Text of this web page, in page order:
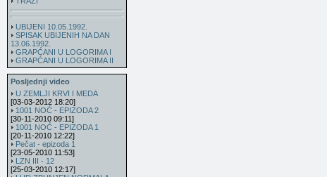
UBIJENI 10.05.1992.
SPISAK UBIJENIH NA DAN
13.06.1992.
GRAPĆANI U LOGORIMA I
GRAPĆANI U LOGORIMA II
Posljednji video
U ZEMLJI KRVI I MEDA
[03-03-2012 18:20]
1001 NOĆ - EPIZODA 2
[30-11-2010 09:11]
1001 NOĆ - EPIZODA 1
[20-11-2010 12:22]
Pečat - epizoda 1
[23-05-2010 11:53]
LZN III - 12
[25-03-2010 12:17]